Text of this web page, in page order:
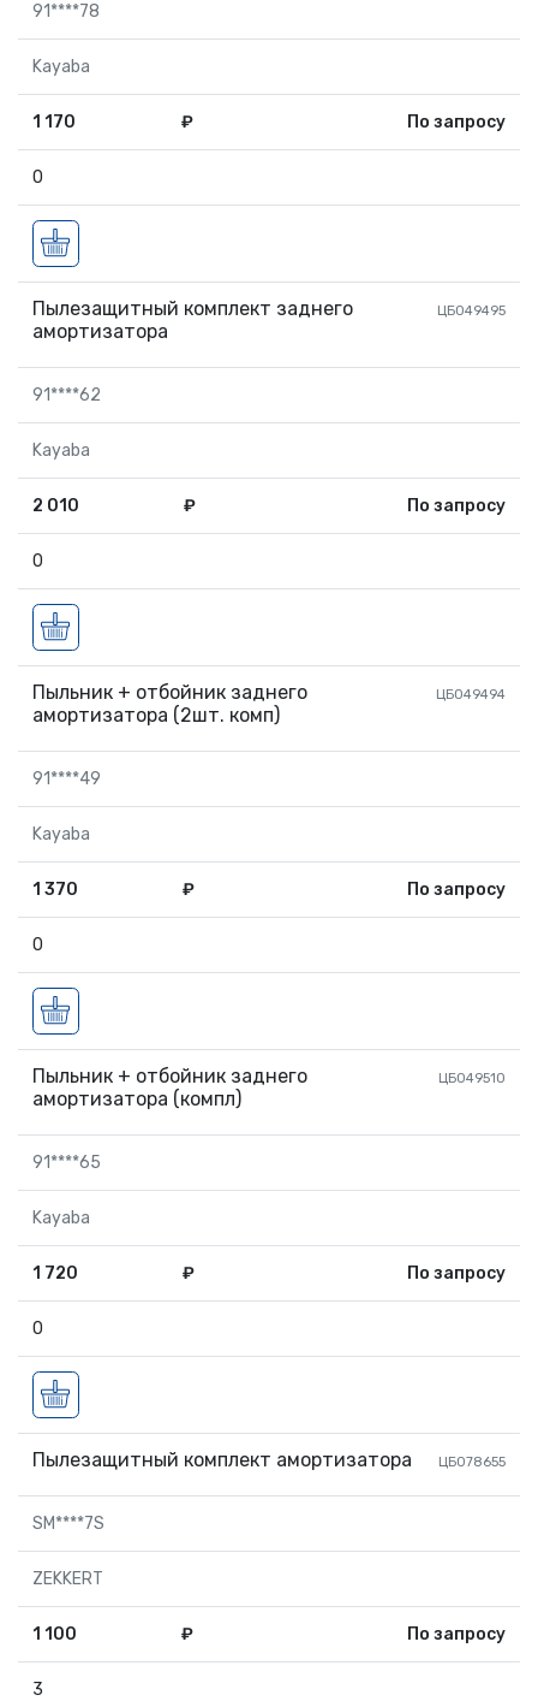
91****78
Kayaba
1 170 ₽ По запросу
0
Пылезащитный комплект заднего
амортизатора
ЦБ049495
91****62
Kayaba
2 010 ₽ По запросу
0
Пыльник + отбойник заднего
амортизатора (2шт. комп)
ЦБ049494
91****49
Kayaba
1 370 ₽ По запросу
0
Пыльник + отбойник заднего
амортизатора (компл)
ЦБ049510
91****65
Kayaba
1 720 ₽ По запросу
0
Пылезащитный комплект амортизатора ЦБ078655
SM****7S
ZEKKERT
1 100 ₽ По запросу
3